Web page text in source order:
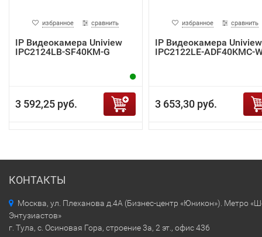
избранное сравнить
IP Видеокамера Uniview
IPC2124LB-SF40KM-G
3 592,25 руб.
избранное сравнить
IP Видеокамера Uniview
IPC2122LE-ADF40KMC-
3 653,30 руб.
КОНТАКТЫ
Москва, ул. Плеханова д.4А (Бизнес-центр «Юникон»). Метро
Энтузиастов»
г. Тула, с. Осиновая Гора, строение 3а, 2 эт., офис 436